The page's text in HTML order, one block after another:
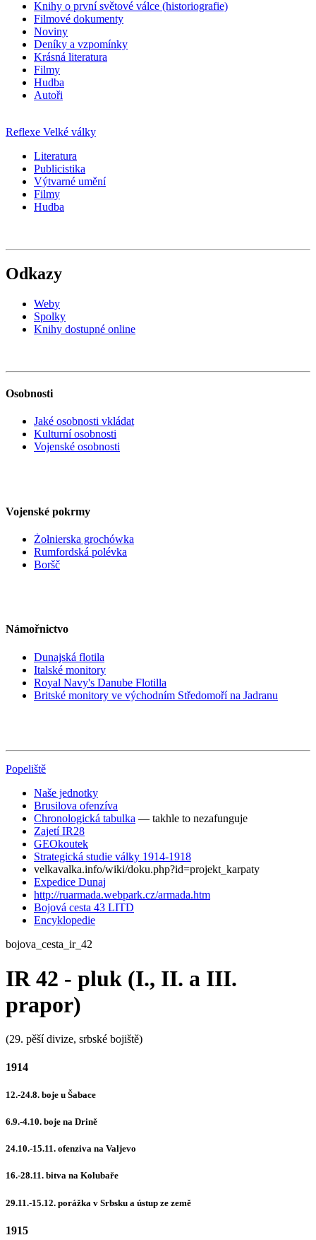
Knihy o první světové válce (historiografie)
Filmové dokumenty
Noviny
Deníky a vzpomínky
Krásná literatura
Filmy
Hudba
Autoři
Reflexe Velké války
Literatura
Publicistika
Výtvarné umění
Filmy
Hudba
Odkazy
Weby
Spolky
Knihy dostupné online
Osobnosti
Jaké osobnosti vkládat
Kulturní osobnosti
Vojenské osobnosti
Vojenské pokrmy
Żołnierska grochówka
Rumfordská polévka
Boršč
Námořnictvo
Dunajská flotila
Italské monitory
Royal Navy's Danube Flotilla
Britské monitory ve východním Středomoří na Jadranu
Popeliště
Naše jednotky
Brusilova ofenzíva
Chronologická tabulka — takhle to nezafunguje
Zajetí IR28
GEOkoutek
Strategická studie války 1914-1918
velkavalka.info/wiki/doku.php?id=projekt_karpaty
Expedice Dunaj
http://ruarmada.webpark.cz/armada.htm
Bojová cesta 43 LITD
Encyklopedie
bojova_cesta_ir_42
IR 42 - pluk (I., II. a III.
prapor)
(29. pěší divize, srbské bojiště)
1914
12.-24.8. boje u Šabace
6.9.-4.10. boje na Drině
24.10.-15.11. ofenziva na Valjevo
16.-28.11. bitva na Kolubaře
29.11.-15.12. porážka v Srbsku a ústup ze země
1915